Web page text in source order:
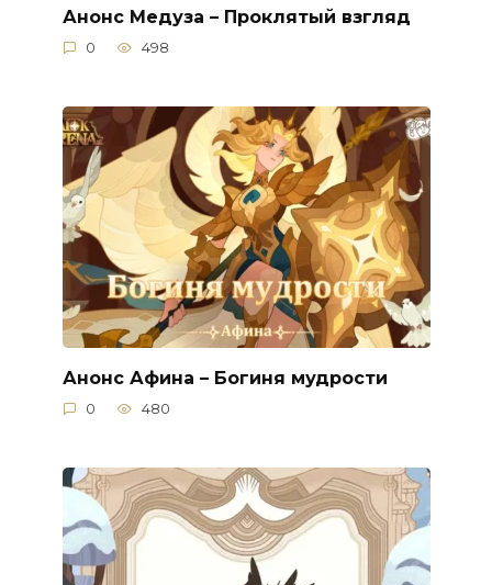
Анонс Медуза – Проклятый взгляд
0 498
Анонс Афина – Богиня мудрости
0 480